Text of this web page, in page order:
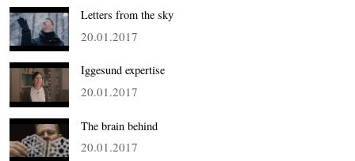
Letters from the sky
20.01.2017
Iggesund expertise
20.01.2017
The brain behind
20.01.2017